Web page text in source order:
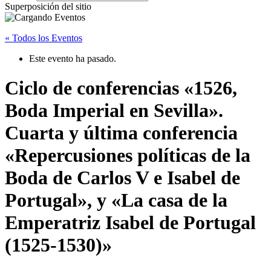
Superposición del sitio
« Todos los Eventos
Este evento ha pasado.
Ciclo de conferencias «1526,
Boda Imperial en Sevilla».
Cuarta y última conferencia
«Repercusiones políticas de la
Boda de Carlos V e Isabel de
Portugal», y «La casa de la
Emperatriz Isabel de Portugal
(1525-1530)»